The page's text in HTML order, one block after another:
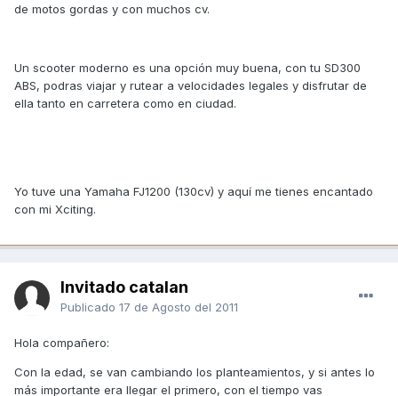
de motos gordas y con muchos cv.
Un scooter moderno es una opción muy buena, con tu SD300
ABS, podras viajar y rutear a velocidades legales y disfrutar de
ella tanto en carretera como en ciudad.
Yo tuve una Yamaha FJ1200 (130cv) y aquí me tienes encantado
con mi Xciting.
Invitado catalan
Publicado 17 de Agosto del 2011
Hola compañero:
Con la edad, se van cambiando los planteamientos, y si antes lo
más importante era llegar el primero, con el tiempo vas